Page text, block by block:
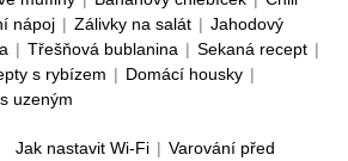
nápoj | Zálivky na salát | Jahodový
| Třešňová bublanina | Sekaná recept |
s rybízem | Domácí housky |
uzeným
Jak nastavit Wi-Fi | Varování před